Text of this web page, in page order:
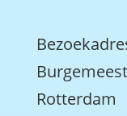
Rotterdam